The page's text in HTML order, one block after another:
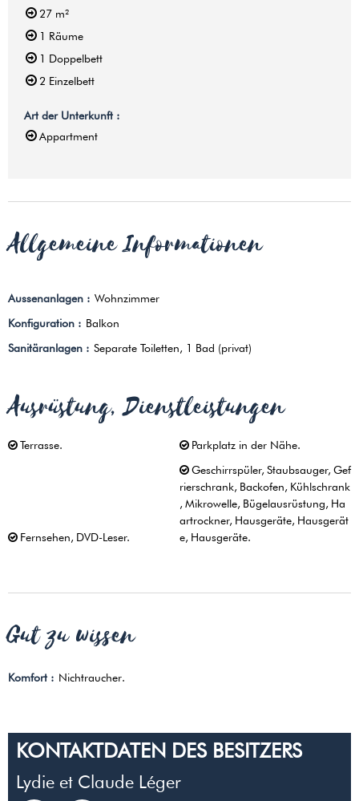
27 m²
1 Räume
1 Doppelbett
2 Einzelbett
Art der Unterkunft :
Appartment
Allgemeine Informationen
Aussenanlagen : Wohnzimmer
Konfiguration : Balkon
Sanitäranlagen : Separate Toiletten 1 Bad (privat)
Ausrüstung, Dienstleistungen
Terrasse Parkplatz in der Nähe
Fernsehen DVD-Leser
Geschirrspüler Staubsauger Gef
rierschrank Backofen Kühlschrank
Mikrowelle Bügelausrüstung Ha
artrockner Hausgeräte Hausgerät
e Hausgeräte
Gut zu wissen
Komfort : Nichtraucher
KONTAKTDATEN DES BESITZERS
Lydie et Claude Léger